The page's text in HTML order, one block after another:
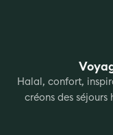
Halal, confort,
créons des